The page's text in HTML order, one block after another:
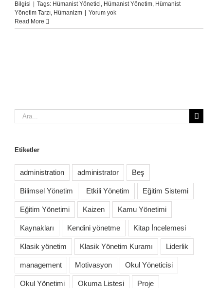
Bilgisi
Tags: Hümanist Yönetici, Hümanist Yönetim, Hümanist
Yönetim Tarzı, Hümanizm
Yorum yok
Read More
Ara:
Etiketler
administration administrator Beş
Bilimsel Yönetim Etkili Yönetim Eğitim Sistemi
Eğitim Yönetimi Kaizen Kamu Yönetimi
Kaynakları Kendini yönetme Kitap İncelemesi
Klasik yönetim Klasik Yönetim Kuramı Liderlik
management Motivasyon Okul Yöneticisi
Okul Yönetimi Okuma Listesi Proje